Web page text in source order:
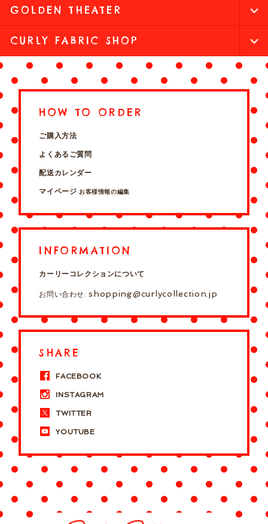
GOLDEN THEATER
CURLY FABRIC SHOP
HOW TO ORDER
ご購入方法
よくあるご質問
配送カレンダー
マイページ お客様情報の編集
INFORMATION
カーリーコレクションについて
お問い合わせ:shopping@curlycollection.jp
SHARE
FACEBOOK
INSTAGRAM
TWITTER
YOUTUBE